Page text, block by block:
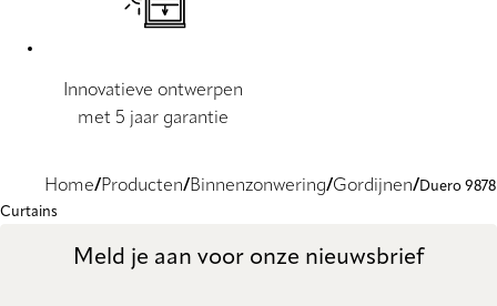
Innovatieve ontwerpen
met 5 jaar garantie
Home Producten Binnenzonwering Gordijnen
Duero 9878
Curtains
Meld je aan voor onze nieuwsbrief